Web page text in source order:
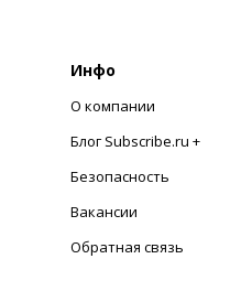
Инфо
О компании
Блог Subscribe.ru +
Безопасность
Вакансии
Обратная связь